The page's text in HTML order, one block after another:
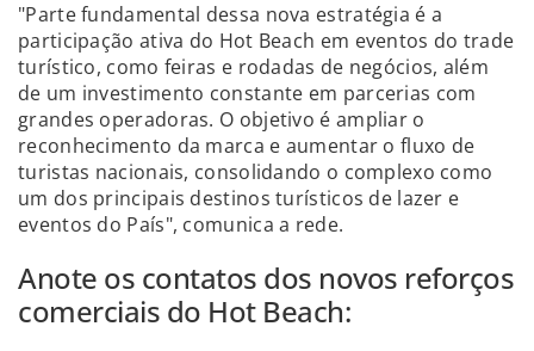
"Parte fundamental dessa nova estratégia é a
participação ativa do Hot Beach em eventos do trade
turístico, como feiras e rodadas de negócios, além
de um investimento constante em parcerias com
grandes operadoras. O objetivo é ampliar o
reconhecimento da marca e aumentar o fluxo de
turistas nacionais, consolidando o complexo como
um dos principais destinos turísticos de lazer e
eventos do País", comunica a rede.
Anote os contatos dos novos reforços
comerciais do Hot Beach: